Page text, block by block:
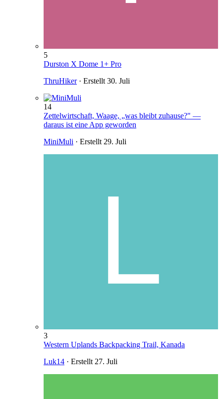
5
Durston X Dome 1+ Pro
ThruHiker· Erstellt 30. Juli
14
Zettelwirtschaft, Waage, „was bleibt zuhause?" —
daraus ist eine App geworden
MiniMuli · Erstellt 29. Juli
3
Western Uplands Backpacking Trail, Kanada
Luk14 · Erstellt 27. Juli